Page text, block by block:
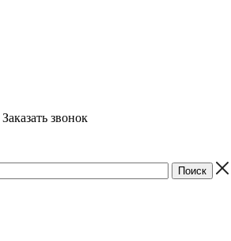
Заказать звонок